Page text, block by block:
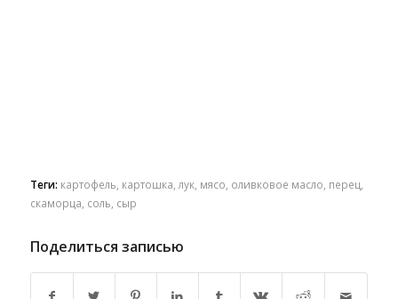
Теги: картофель картошка лук, мясо оливковое масло перец
скаморца соль сыр
Поделиться записью